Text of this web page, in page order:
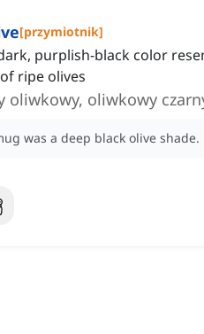
[przymiotnik]
purplish-black color
ripe olives
oliwkowy, oliwkowy
was a deep black olive shade.